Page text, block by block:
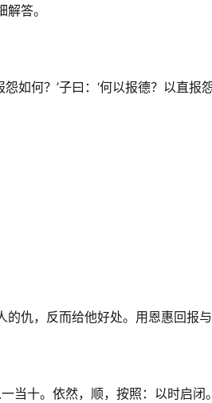
答。
怨如何？’子曰：‘何以报德？以直报
的仇，反而给他好处。用恩惠回报
当十。依然，顺，按照：以时启闭